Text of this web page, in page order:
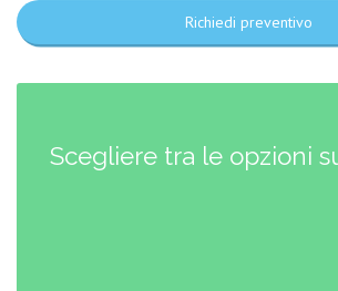
Richiedi preventivo
Scegliere tra le opzioni